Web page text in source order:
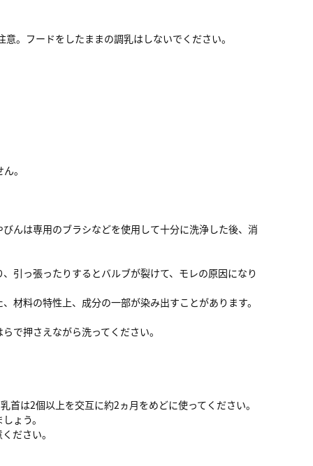
。フードをしたままの調乳はしないでください。
。
んは専用のブラシなどを使用して十分に洗浄した後、消
引っ張ったりするとバルブが裂けて、モレの原因になり
料の特性上、成分の一部が染み出すことがあります。
で押さえながら洗ってください。
は2個以上を交互に約2ヵ月をめどに使ってください。
ょう。
ださい。